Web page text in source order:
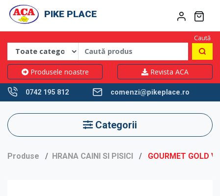
PIKE PLACE
Caută
Produsele noastre Revista ACA
0742 195 812 comenzi@pikeplace.ro
Categorii
Produse HRANA CAINI SI PISICI GOURMET GOLD